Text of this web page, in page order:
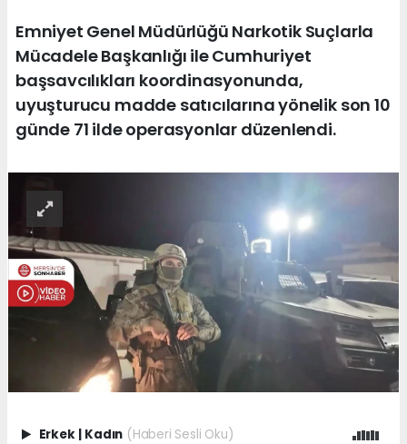
Emniyet Genel Müdürlüğü Narkotik Suçlarla
Mücadele Başkanlığı ile Cumhuriyet
başsavcılıkları koordinasyonunda,
uyuşturucu madde satıcılarına yönelik son 10
günde 71 ilde operasyonlar düzenlendi.
Erkek | Kadın (Haberi Sesli Oku)